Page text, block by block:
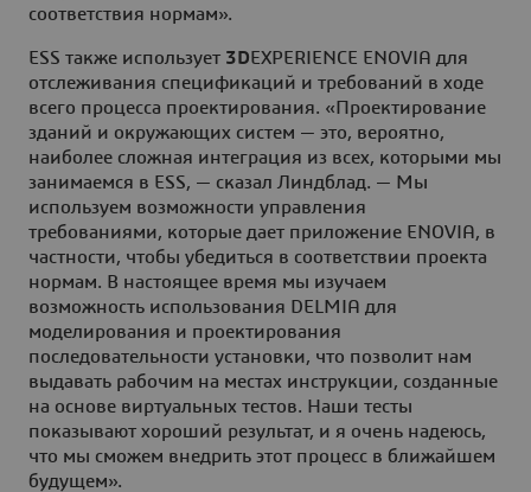
соответствия нормам».
ESS также использует 3DEXPERIENCE ENOVIA для
отслеживания спецификаций и требований в ходе
всего процесса проектирования. «Проектирование
зданий и окружающих систем — это, вероятно,
наиболее сложная интеграция из всех, которыми мы
занимаемся в ESS, — сказал Линдблад. — Мы
используем возможности управления
требованиями, которые дает приложение ENOVIA, в
частности, чтобы убедиться в соответствии проекта
нормам. В настоящее время мы изучаем
возможность использования DELMIA для
моделирования и проектирования
последовательности установки, что позволит нам
выдавать рабочим на местах инструкции, созданные
на основе виртуальных тестов. Наши тесты
показывают хороший результат, и я очень надеюсь,
что мы сможем внедрить этот процесс в ближайшем
будущем».